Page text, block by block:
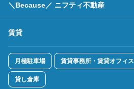
＼Because／ ニフティ不動産
賃貸
月極駐車場 賃貸事務所・賃貸オフィス
貸し倉庫